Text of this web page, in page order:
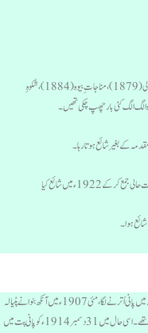
":۔ پہلی بار 1890ء میں شائع ہوا جس میں "مسدسِ حالی (1879)، مناجات ِ بیوہ(1884)، شکوہِ
1922 ء میں شائع کیا
جون 1906ء میں حیدرآباد سے واپس آئے ، دیگر بیماریوں کے ساتھ دائیں آنکھ میں پانی اُترنے لگا، مئی 1907ء میں آنکھ بنوانے پٹیالہ
گئے۔عمر کے آخری حصے میں اعصاب شل ہوگئے تھے اور مسلسل بیمار رہنے لگے تھے۔ اسی حال میں 31 دسمبر 1914ء کو پانی پت میں